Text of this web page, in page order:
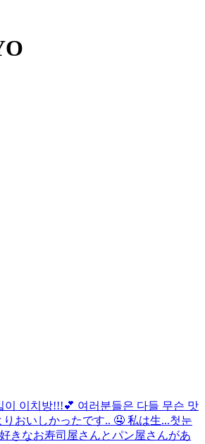
이치방!!!💕 여러분들은 다들 무슨 맛
おいしかったです.. 🤤 私は生...첫눈
きなお寿司屋さんとパン屋さんがあ